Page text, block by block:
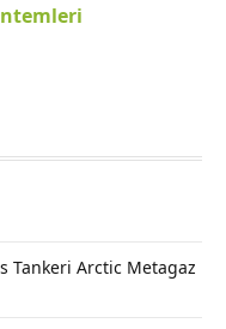
Tankeri Arctic Metagaz